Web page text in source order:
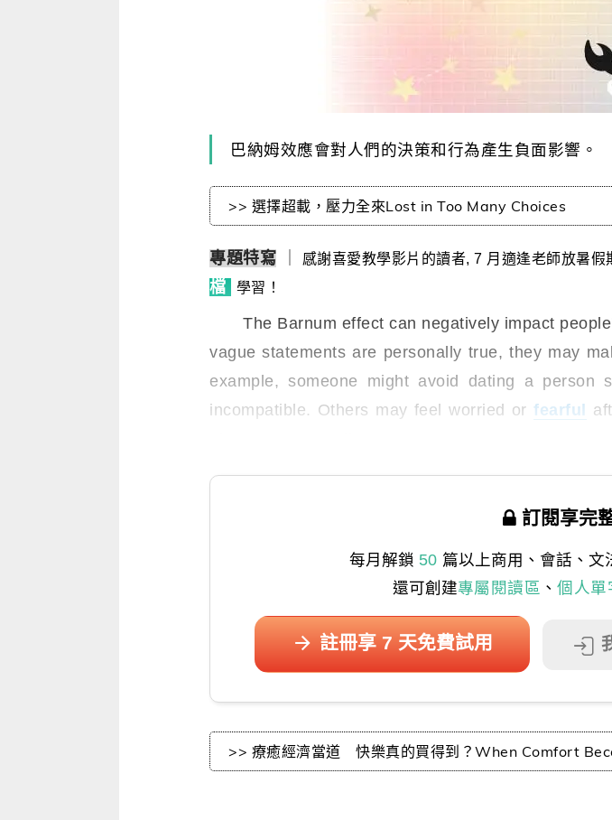
巴納姆效應會對人們的決策和行為產生負面影響。
>> 選擇超載，壓力全來Lost in Too Many Choices
專題特寫 感謝喜愛教學影片的讀者, 7 月適逢老師放暑假
檔
學習 ！
The Barnum effect can negatively impact
vague statements are personally true, they may
example, someone might avoid dating a
incompatible. Others may feel worried orfearful
訂閱享完
每月解鎖 50 篇以上商用、會話、文
還可創建專屬閱讀區 、 個人單
註冊享 7 天免費試用
>> 療癒經濟當道 快樂真的買得到？When Comfort